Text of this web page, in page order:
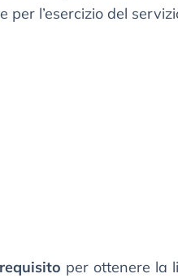
per l’esercizio del
per ottenere la